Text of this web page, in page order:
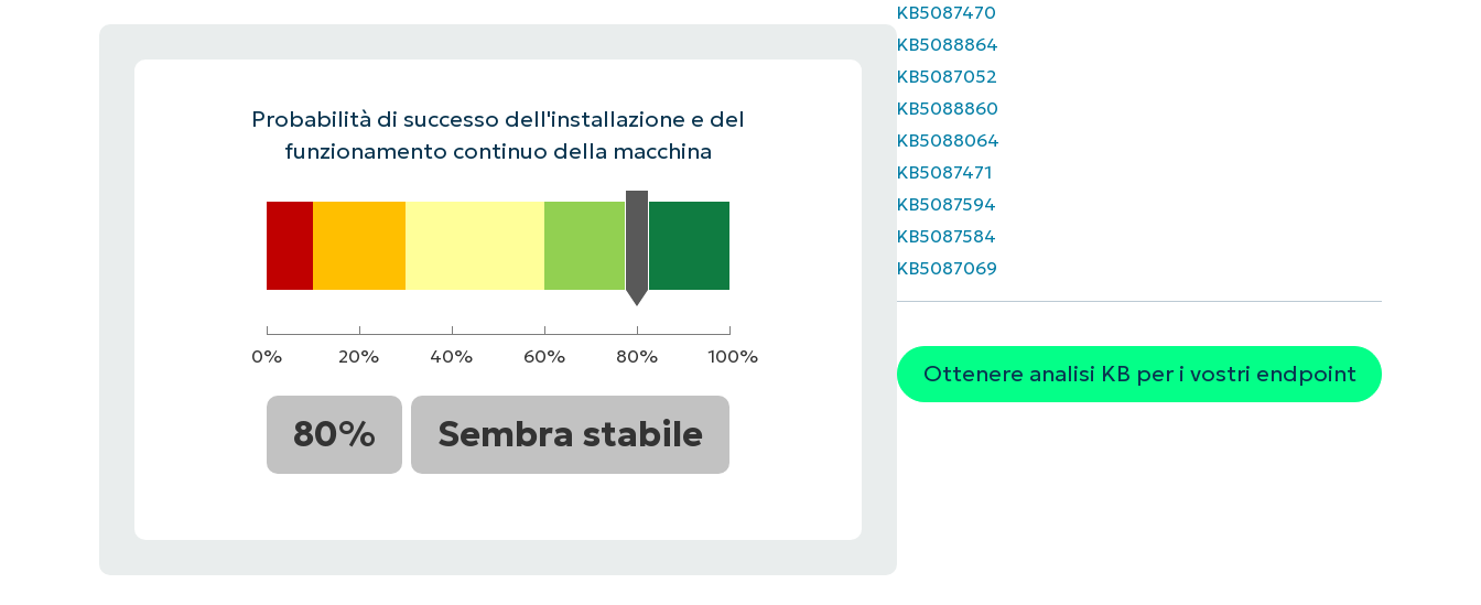
Probabilità di successo dell'installazione e del
funzionamento continuo della macchina
0% 20% 40% 60% 80% 100%
80% Sembra stabile
KB5087470
KB5088864
KB5087052
KB5088860
KB5088064
KB5087471
KB5087594
KB5087584
KB5087069
Ottenere analisi KB per i vostri endpoint